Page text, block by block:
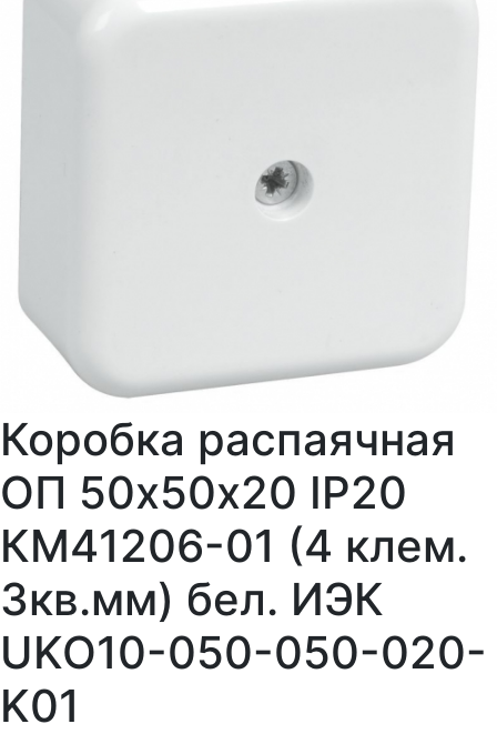
Коробка распаячная
ОП 50х50х20 IP20
КМ41206-01 (4 клем.
3кв.мм) бел. ИЭК
UKO10-050-050-020-
K01